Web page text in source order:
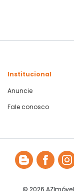
Institucional
Anuncie
Fale conosco
© 2026